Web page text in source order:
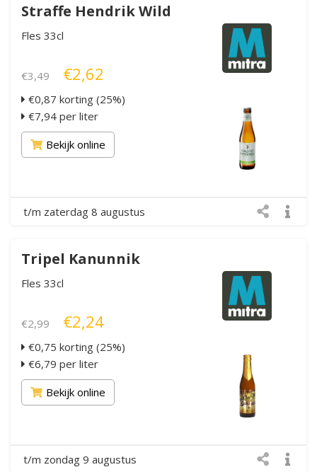
Straffe Hendrik Wild
Fles 33cl
€3,49 €2,62
€0,87 korting (25%)
€7,94 per liter
Bekijk online
t/m zaterdag 8 augustus
Tripel Kanunnik
Fles 33cl
€2,99 €2,24
€0,75 korting (25%)
€6,79 per liter
Bekijk online
t/m zondag 9 augustus